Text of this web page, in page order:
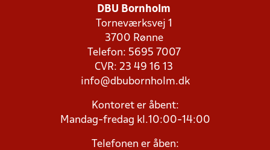
DBU Bornholm
Torneværksvej 1
3700 Rønne
Telefon: 5695 7007
CVR: 23 49 16 13
info@dbubornholm.dk
Kontoret er åbent:
Mandag-fredag kl.10:00-14:00
Telefonen er åben: